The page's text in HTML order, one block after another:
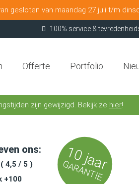
gesloten van maandag 27 juli t/m
100% service &
Offerte Portfolio
zijn gewijzigd. Bekijk ze hier!
ons:
( 4,5 / 5 )
+100
10 jaar
GARANTIE